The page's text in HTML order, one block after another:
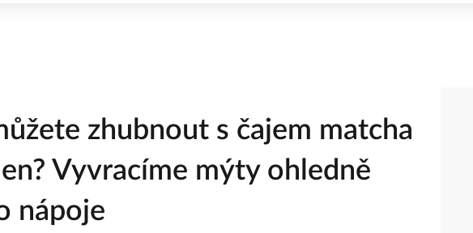
zhubnout s čajem matcha
Vyvracíme mýty ohledně
nápoje